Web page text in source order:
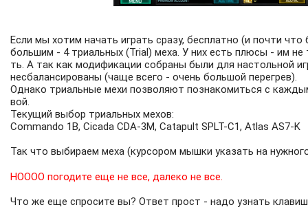
Если мы хотим начать играть сразу, бесплатно (и почти
большим - 4 триальных (Trial) меха. У них есть плюсы - им
ть. А так как модификации собраны были для настольной
несбалансированы (чаще всего - очень большой перегрев).
Однако триальные мехи позволяют познакомиться с
вой.
Текущий выбор триальных мехов:
Commando 1B, Cicada CDA-3M, Catapult SPLT-C1, Atlas AS7-K
Так что выбираем меха (курсором мышки указать на
НОООО погодите еще не все, далеко не все.
Что же еще спросите вы? Ответ прост - надо узнать